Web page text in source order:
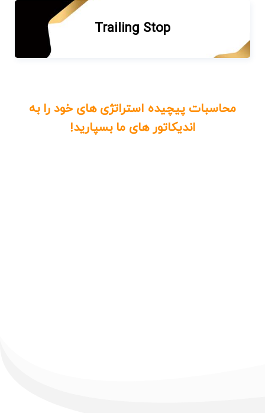
Trailing Stop
محاسبات پیچیده استراتژی های خود را به
اندیکاتور های ما بسپارید!